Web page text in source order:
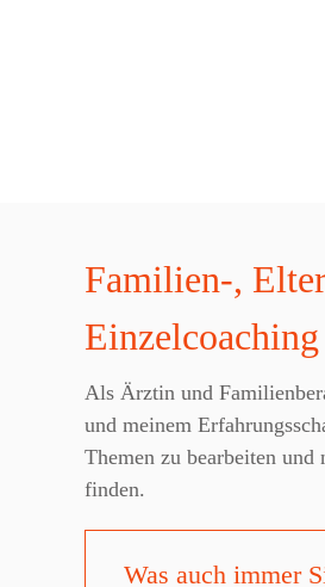
Familien-,
Einzelcoaching
Als Ärztin und
und meinem
Themen zu bearbeiten
finden.
Was auch immer